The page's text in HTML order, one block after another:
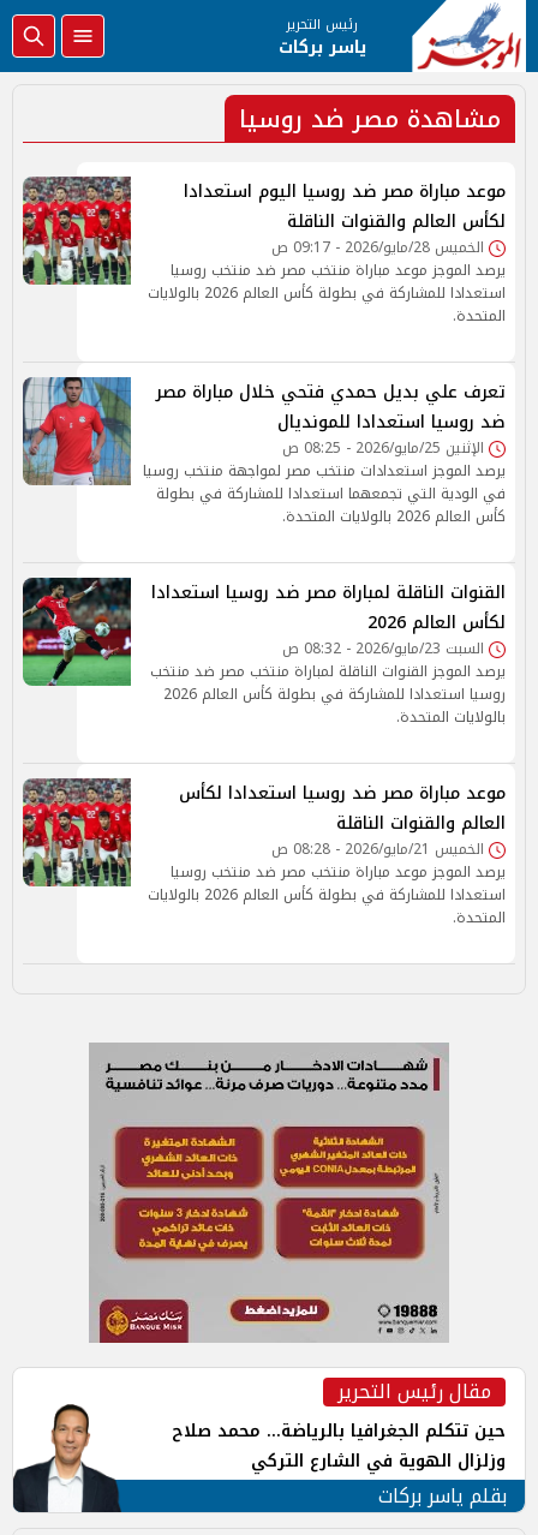
رئيس التحرير
ياسر بركات
مشاهدة مصر ضد روسيا
موعد مباراة مصر ضد روسيا اليوم استعدادا
لكأس العالم والقنوات الناقلة
الخميس 28/مايو/2026 - 09:17 ص
يرصد الموجز موعد مباراة منتخب مصر ضد منتخب روسيا
استعدادا للمشاركة في بطولة كأس العالم 2026 بالولايات
المتحدة.
تعرف علي بديل حمدي فتحي خلال مباراة مصر
ضد روسيا استعدادا للمونديال
الإثنين 25/مايو/2026 - 08:25 ص
يرصد الموجز استعدادات منتخب مصر لمواجهة منتخب روسيا
في الودية التي تجمعهما استعدادا للمشاركة في بطولة
كأس العالم 2026 بالولايات المتحدة.
القنوات الناقلة لمباراة مصر ضد روسيا استعدادا
لكأس العالم 2026
السبت 23/مايو/2026 - 08:32 ص
يرصد الموجز القنوات الناقلة لمباراة منتخب مصر ضد منتخب
روسيا استعدادا للمشاركة في بطولة كأس العالم 2026
بالولايات المتحدة.
موعد مباراة مصر ضد روسيا استعدادا لكأس
العالم والقنوات الناقلة
الخميس 21/مايو/2026 - 08:28 ص
يرصد الموجز موعد مباراة منتخب مصر ضد منتخب روسيا
استعدادا للمشاركة في بطولة كأس العالم 2026 بالولايات
المتحدة.
مقال رئيس التحرير
حين تتكلم الجغرافيا بالرياضة... محمد صلاح
وزلزال الهوية في الشارع التركي
بقلم ياسر بركات